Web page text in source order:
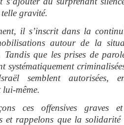
gravité.
il s’inscrit dans la
autour de la
Tandis que les prises de
systématiquement
semblent autorisées,
lui-même.
ces offensives graves
et rappelons que la